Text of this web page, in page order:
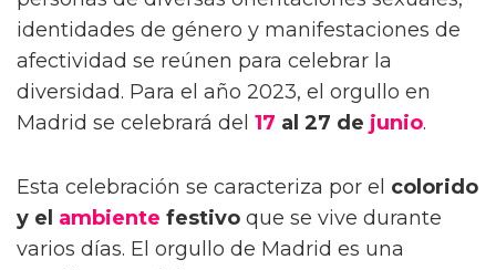
identidades de género y manifestaciones de
afectividad se reúnen para celebrar la
diversidad. Para el año 2023, el orgullo en
Madrid se celebrará del 17 al 27 de junio.
Esta celebración se caracteriza por el colorido
y el ambiente festivo que se vive durante
varios días. El orgullo de Madrid es una